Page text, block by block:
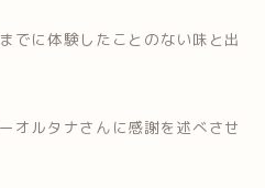
でに体験したことのない味と出
オルタナさんに感謝を述べさせ